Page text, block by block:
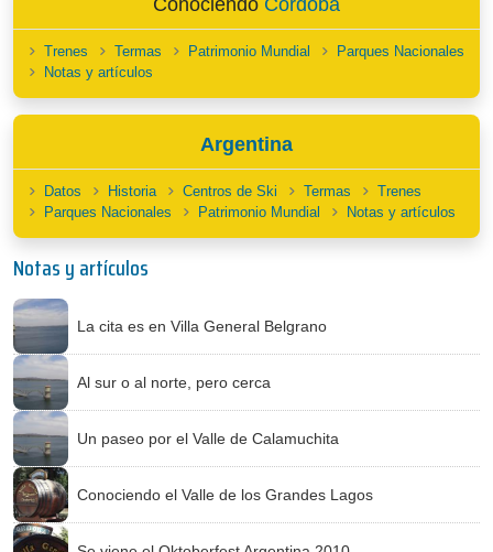
Conociendo Córdoba
Trenes Termas Patrimonio Mundial
Parques Nacionales
Notas y artículos
Argentina
Datos Historia Centros de Ski Termas
Trenes
Parques Nacionales
Patrimonio Mundial Notas y artículos
Notas y artículos
La cita es en Villa General Belgrano
Al sur o al norte, pero cerca
Un paseo por el Valle de Calamuchita
Conociendo el Valle de los Grandes Lagos